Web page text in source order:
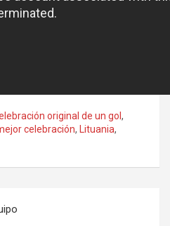
original de un gol ,
celebración, Lituania,